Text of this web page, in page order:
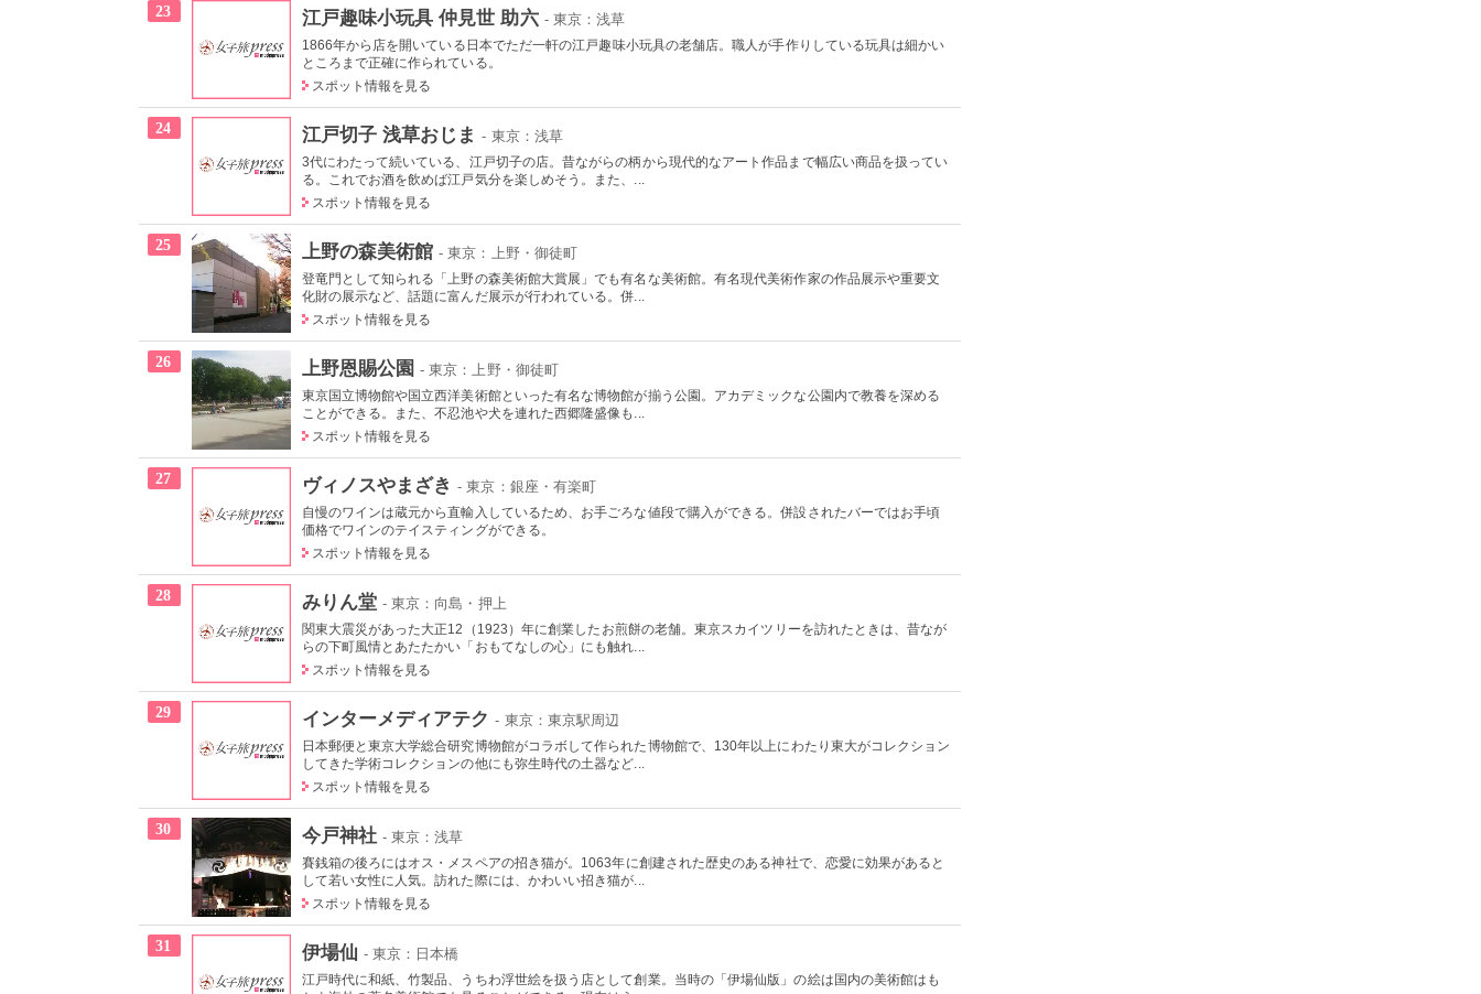
23 江戸趣味小玩具 仲見世 助六 - 東京：浅草
1866年から店を開いている日本でただ一軒の江戸趣味小玩具の老舗店。職人が手作りしている玩具は細かい
ところまで正確に作られている。
スポット情報を見る
24 江戸切子 浅草おじま - 東京：浅草
3代にわたって続いている、江戸切子の店。昔ながらの柄から現代的なアート作品まで幅広い商品を扱ってい
る。これでお酒を飲めば江戸気分を楽しめそう。また、...
スポット情報を見る
25 上野の森美術館 - 東京：上野・御徒町
登竜門として知られる「上野の森美術館大賞展」でも有名な美術館。有名現代美術作家の作品展示や重要文
化財の展示など、話題に富んだ展示が行われている。併...
スポット情報を見る
26 上野恩賜公園 - 東京：上野・御徒町
東京国立博物館や国立西洋美術館といった有名な博物館が揃う公園。アカデミックな公園内で教養を深める
ことができる。また、不忍池や犬を連れた西郷隆盛像も...
スポット情報を見る
27 ヴィノスやまざき - 東京：銀座・有楽町
自慢のワインは蔵元から直輸入しているため、お手ごろな値段で購入ができる。併設されたバーではお手頃
価格でワインのテイスティングができる。
スポット情報を見る
28 みりん堂 - 東京：向島・押上
関東大震災があった大正12（1923）年に創業したお煎餅の老舗。東京スカイツリーを訪れたときは、昔なが
らの下町風情とあたたかい「おもてなしの心」にも触れ...
スポット情報を見る
29 インターメディアテク - 東京：東京駅周辺
日本郵便と東京大学総合研究博物館がコラボして作られた博物館で、130年以上にわたり東大がコレクション
してきた学術コレクションの他にも弥生時代の土器など...
スポット情報を見る
30 今戸神社 - 東京：浅草
賽銭箱の後ろにはオス・メスペアの招き猫が。1063年に創建された歴史のある神社で、恋愛に効果があると
して若い女性に人気。訪れた際には、かわいい招き猫が...
スポット情報を見る
31 伊場仙 - 東京：日本橋
江戸時代に和紙、竹製品、うちわ浮世絵を扱う店として創業。当時の「伊場仙版」の絵は国内の美術館はも